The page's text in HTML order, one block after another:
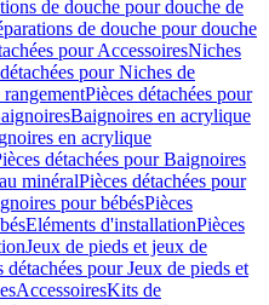
de douche pour douche de
de douche pour douche
pour AccessoiresNiches
pour Niches de
Pièces détachées pour
Baignoires en acrylique
en acrylique
détachées pour Baignoires
minéralPièces détachées pour
pour bébésPièces
Eléments d'installationPièces
Jeux de pieds et jeux de
détachées pour Jeux de pieds et
AccessoiresKits de